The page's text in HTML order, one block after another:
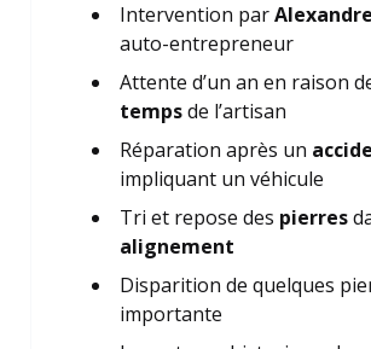
Intervention par
auto-entrepreneur
Attente d’un an en raison
tempsde l’artisan
Réparation après un
impliquant un véhicule
Tri et repose des pierres
alignement
Disparition de quelques
importante